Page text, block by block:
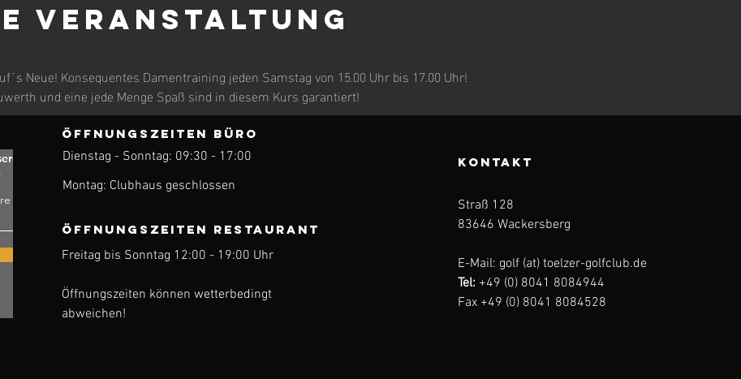
Veranstaltung
Neue! Konsequentes Damentraining jeden Samstag von 15.00 Uhr bis 17.00 Uhr!
und eine jede Menge Spaß sind in diesem Kurs garantiert!
ÖFFNUNGSZEITEN BÜRO
Dienstag - Sonntag: 09:30 - 17:00
Montag: Clubhaus geschlossen
KONTAKT
Straß 128
83646 Wackersberg
E-Mail: golf (at) toelzer-golfclub.de
Tel: +49 (0) 8041 8084944
Fax +49 (0) 8041 8084528
ÖFFNUNGSZEITEN Restaurant
Freitag bis Sonntag 12:00 - 19:00 Uhr
Öffnungszeiten können wetterbedingt
abweichen!